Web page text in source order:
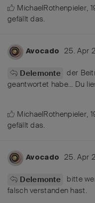
MichaelRothenpieler,
gefällt das.
Avocado 25. Apr
Delemonte der
geantwortet habe… Du
MichaelRothenpieler,
gefällt das.
Avocado 25. Apr
Delemonte
bitte
falsch verstanden hast.